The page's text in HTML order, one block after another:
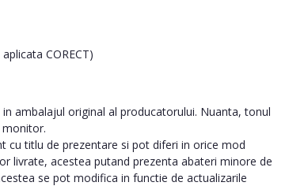
CORECT)
ambalajul original al producatorului. Nuanta, tonul
cu titlu de prezentare si pot diferi in orice mod
livrate, acestea putand prezenta abateri minore de
se pot modifica in functie de actualizarile